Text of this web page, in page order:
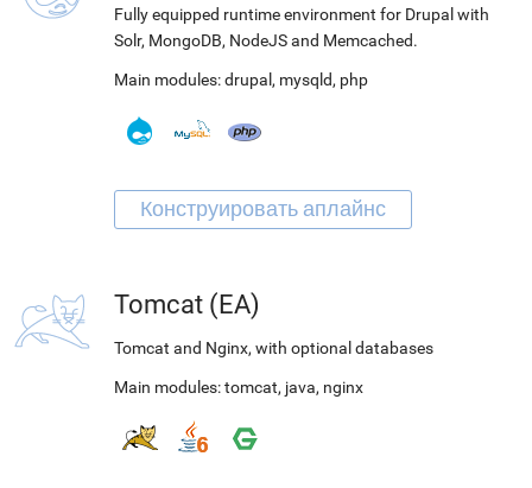
Fully equipped runtime environment for Drupal with
Solr, MongoDB, NodeJS and Memcached.
Main modules:drupal , mysqld, php
Tomcat (EA)
Tomcat and Nginx, with optional databases
Main modules:tomcat, java, nginx